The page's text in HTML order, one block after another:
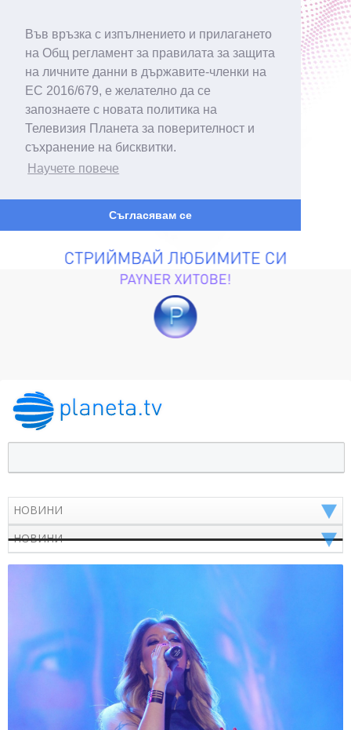
Във връзка с изпълнението и прилагането
на Общ регламент за правилата за защита
на личните данни в държавите-членки на
ЕС 2016/679, е желателно да се
запознаете с новата политика на
Телевизия Планета за поверителност и
съхранение на бисквитки.
Научете повече
Съгласявам се